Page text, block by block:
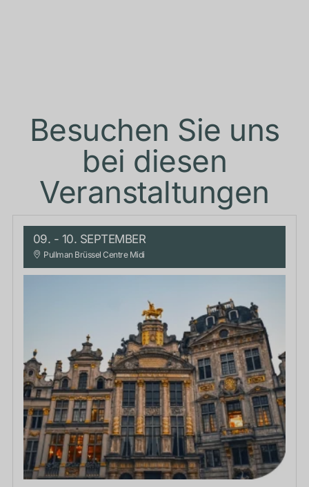
Besuchen Sie uns
bei diesen
Veranstaltungen
09. - 10. SEPTEMBER
Pullman Brüssel Centre Midi